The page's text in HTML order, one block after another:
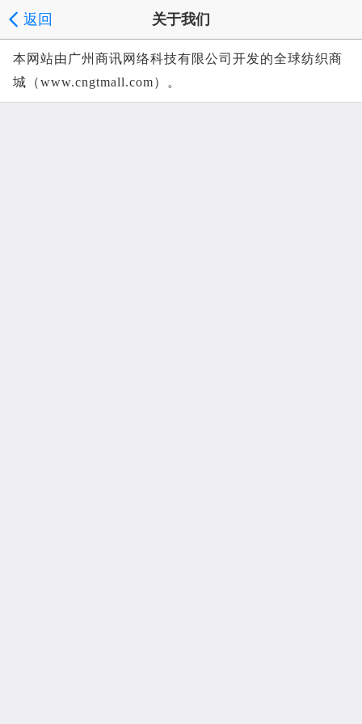
返回 关于我们
本网站由广州商讯网络科技有限公司开发的全球纺织商
城（www.cngtmall.com）。